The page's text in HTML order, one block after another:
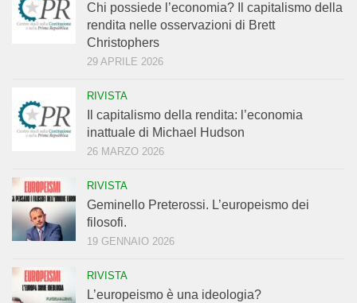
Chi possiede l’economia? Il capitalismo della
rendita nelle osservazioni di Brett
Christophers
29 APRILE 2026
RIVISTA
Il capitalismo della rendita: l’economia
inattuale di Michael Hudson
26 MARZO 2026
RIVISTA
Geminello Preterossi. L’europeismo dei
filosofi.
19 GENNAIO 2026
RIVISTA
L’europeismo è una ideologia?